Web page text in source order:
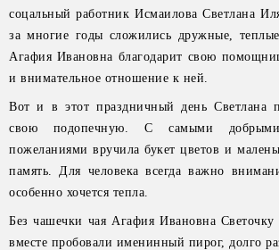
соцальный работник Исмаилова Светлана
за многие годы сложились дружные,
Агафия Ивановна благодарит свою
и внимательное отношение к ней.
Вот и в этот праздничный день Светлана
свою подопечную. С самыми
пожеланиями вручила букет цветов и
память. Для человека всегда важно
особенно хочется тепла.
Без чашечки чая Агафия Ивановна
вместе пробовали именинный пирог, долго